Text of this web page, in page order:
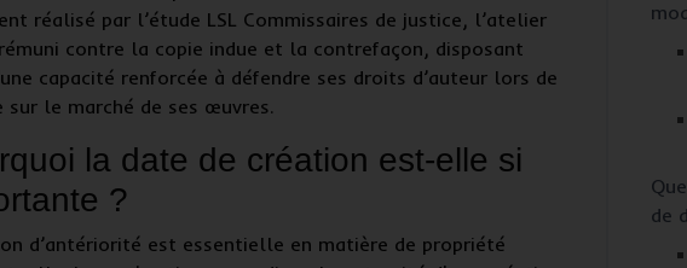
réalisé par l’étude LSL Commissaires de justice, l’atelier
contre la copie indue et la contrefaçon, disposant
capacité renforcée à défendre ses droits d’auteur lors de
sur le marché de ses œuvres.
la date de création est-elle si
?
d’antériorité est essentielle en matière de propriété
de